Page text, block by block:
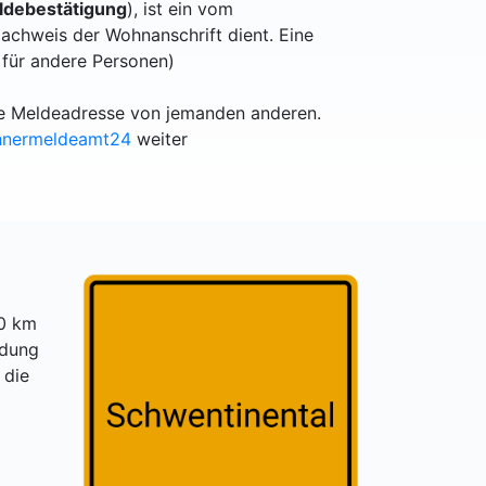
), ist ein vom
der Wohnanschrift dient. Eine
andere Personen)
von jemanden anderen.
weiter
km
die